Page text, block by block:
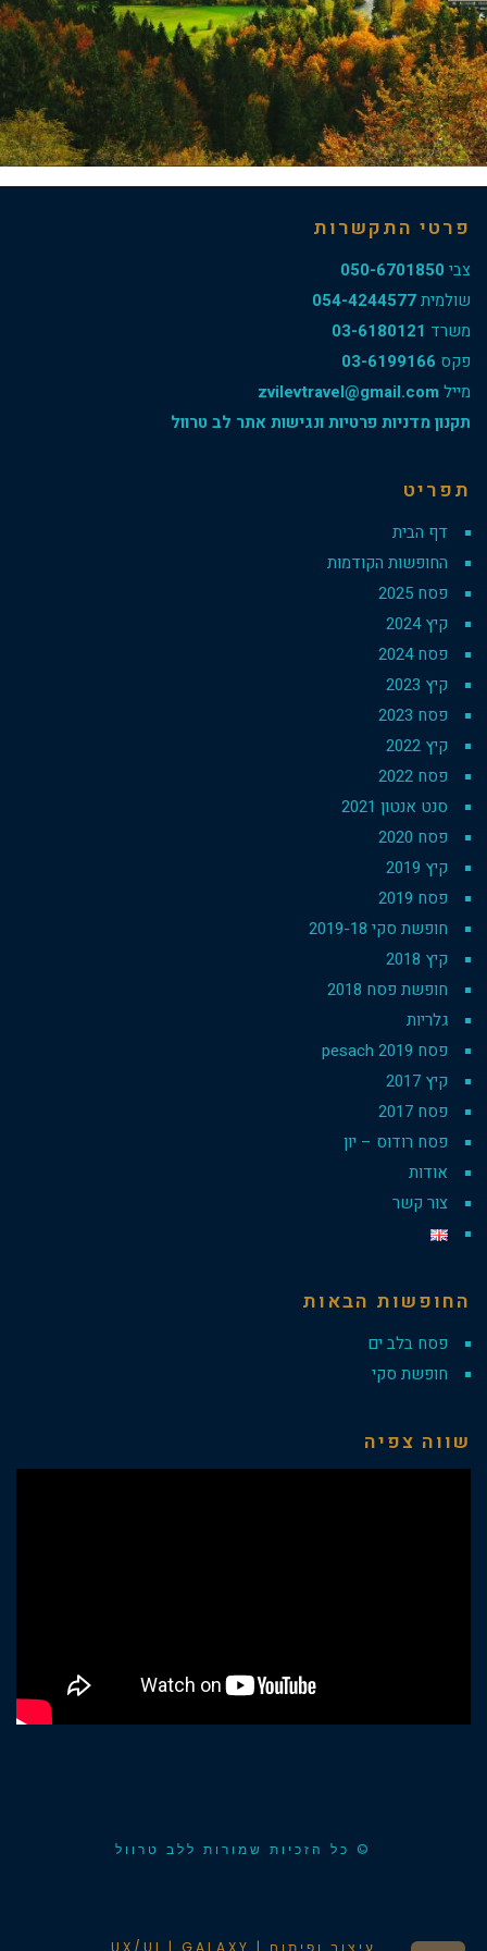
פרטי התקשרות
צבי 050-6701850
שולמית054-4244577
משרד 03-6180121
פקס 03-6199166
מייל zvilevtravel@gmail.com
תקנון מדניות פרטיות ונגישות אתר לב טרוול
תפריט
דף הבית
החופשות הקודמות
פסח 2025
קיץ 2024
פסח 2024
קיץ 2023
פסח 2023
קיץ 2022
פסח 2022
סנט אנטון 2021
פסח 2020
קיץ 2019
פסח 2019
חופשת סקי 2019-18
קיץ 2018
חופשת פסח 2018
גלריות
פסח 2019 pesach
קיץ 2017
פסח 2017
פסח רודוס – יון
אודות
צור קשר
החופשות הבאות
פסח בלב ים
חופשת סקי
שווה צפיה
© כל הזכיות שמורות ללב טרוול